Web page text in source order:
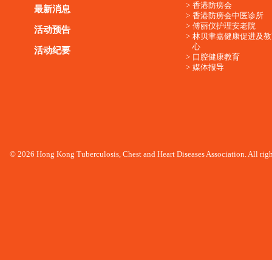
最新消息
活动预告
活动纪要
香港防痨会
香港防痨会中医诊所
傅丽仪护理安老院
林贝聿嘉健康促进及
心
口腔健康教育
媒体报导
© 2026 Hong Kong Tuberculosis, Chest and Heart Diseases Association. All